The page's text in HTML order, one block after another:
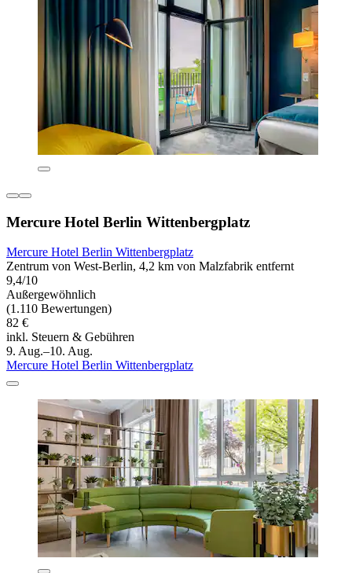
Mercure Hotel Berlin Wittenbergplatz
Mercure Hotel Berlin Wittenbergplatz
Zentrum von West-Berlin, 4,2 km von Malzfabrik entfernt
9,4/10
Außergewöhnlich
(1.110 Bewertungen)
82 €
inkl. Steuern & Gebühren
9. Aug.–10. Aug.
Mercure Hotel Berlin Wittenbergplatz